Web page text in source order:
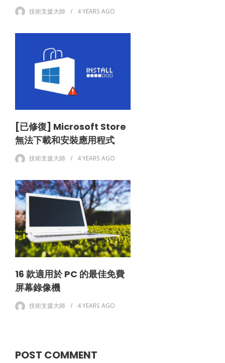
技術支援大師 4 YEARS AGO
[已修復] Microsoft Store
無法下載和安裝應用程式
技術支援大師 4 YEARS AGO
16 款適用於 PC 的最佳免費
屏幕錄像機
技術支援大師 4 YEARS AGO
POST COMMENT